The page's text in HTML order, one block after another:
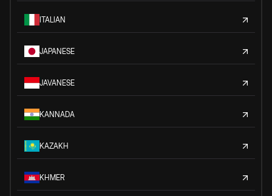
ITALIAN
JAPANESE
JAVANESE
KANNADA
KAZAKH
KHMER